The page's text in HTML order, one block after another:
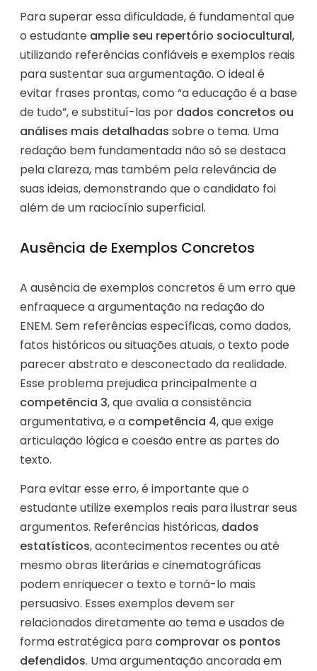
Para superar essa dificuldade, é fundamental que
o estudante amplie seu repertório sociocultural,
utilizando referências confiáveis e exemplos reais
para sustentar sua argumentação. O ideal é
evitar frases prontas, como “a educação é a base
de tudo”, e substituí-las por dados concretos ou
análises mais detalhadas sobre o tema. Uma
redação bem fundamentada não só se destaca
pela clareza, mas também pela relevância de
suas ideias, demonstrando que o candidato foi
além de um raciocínio superficial.
Ausência de Exemplos Concretos
A ausência de exemplos concretos é um erro que
enfraquece a argumentação na redação do
ENEM. Sem referências específicas, como dados,
fatos históricos ou situações atuais, o texto pode
parecer abstrato e desconectado da realidade.
Esse problema prejudica principalmente a
competência 3, que avalia a consistência
argumentativa, e a competência 4, que exige
articulação lógica e coesão entre as partes do
texto.
Para evitar esse erro, é importante que o
estudante utilize exemplos reais para ilustrar seus
argumentos. Referências históricas, dados
estatísticos, acontecimentos recentes ou até
mesmo obras literárias e cinematográficas
podem enriquecer o texto e torná-lo mais
persuasivo. Esses exemplos devem ser
relacionados diretamente ao tema e usados de
forma estratégica para comprovar os pontos
defendidos. Uma argumentação ancorada em